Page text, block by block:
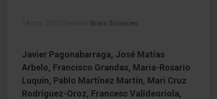
18 mar 2020 Revista: Brain Sciences
Javier Pagonabarraga, José Matías
Arbelo, Francisco Grandas, Maria-Rosario
Luquin, Pablo Martínez Martín, Mari Cruz
Rodríguez-Oroz, Francesc Valldeoriola,